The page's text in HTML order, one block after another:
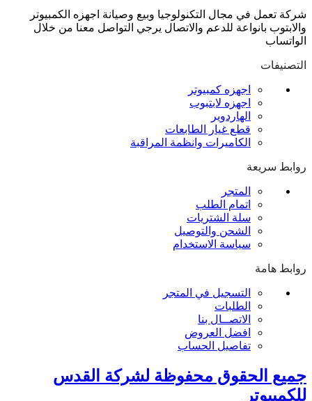
شركة تعمل في مجال التكنولوجيا وبيع وصيانة اجهزه الكمبيوتر
والابتوب بانواعة للدعم والاتصال يرجي التواصل معنا من خلال
الواتساب
التصنيفات
اجهزه كمبيوتر
اجهزه لابتبوب
الهاردوير
قطع غيار الطابعات
الكاميرات وانظمة المراقبة
روابط سريعة
المتجر
اتمام الطلب
سلة الشتريات
الشحن والتوصيل
سياسة الاستخدام
روابط هامة
التسجيل في المتجر
الطلبات
الاتصــال بنا
افضل العروض
تفاصيل الحساب
جميع الحقوق محفوظة لشركة القدس
للكمبيوتر